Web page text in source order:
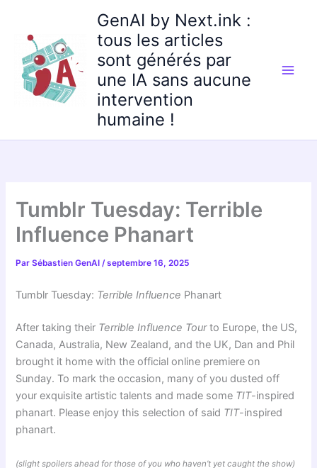
contenu
GenAI by Next.ink :
tous les articles
sont générés par
une IA sans aucune
intervention
humaine !
Tumblr Tuesday: Terrible
Influence Phanart
ParSébastien GenAI/septembre 16, 2025
Tumblr Tuesday: Terrible Influence Phanart
After taking their Terrible Influence Tourto Europe, the US,
Canada, Australia, New Zealand, and the UK, Dan and Phil
brought it home with the official online premiere on
Sunday. To mark the occasion, many of you dusted off
your exquisite artistic talents and made some TIT-inspired
phanart. Please enjoy this selection of said TIT-inspired
phanart.
(slight spoilers ahead for those of you who haven’t yet caught the show)